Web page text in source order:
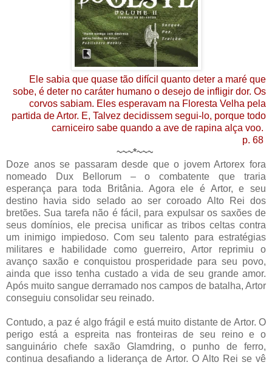
Ele sabia que quase tão difícil quanto deter a maré que
sobe, é deter no caráter humano o desejo de infligir dor. Os
corvos sabiam. Eles esperavam na Floresta Velha pela
partida de Artor. E, Talvez decidissem segui-lo, porque todo
carniceiro sabe quando a ave de rapina alça voo.
p. 68
~~~*~~~
Doze anos se passaram desde que o jovem Artorex fora
nomeado Dux Bellorum – o combatente que traria
esperança para toda Britânia. Agora ele é Artor, e seu
destino havia sido selado ao ser coroado Alto Rei dos
bretões. Sua tarefa não é fácil, para expulsar os saxões de
seus domínios, ele precisa unificar as tribos celtas contra
um inimigo impiedoso. Com seu talento para estratégias
militares e habilidade como guerreiro, Artor reprimiu o
avanço saxão e conquistou prosperidade para seu povo,
ainda que isso tenha custado a vida de seu grande amor.
Após muito sangue derramado nos campos de batalha, Artor
conseguiu consolidar seu reinado.
Contudo, a paz é algo frágil e está muito distante de Artor. O
perigo está a espreita nas fronteiras de seu reino e o
sanguinário chefe saxão Glamdring, o punho de ferro,
continua desafiando a liderança de Artor. O Alto Rei se vê